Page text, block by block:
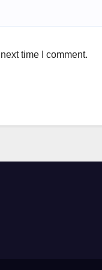
time I comment.